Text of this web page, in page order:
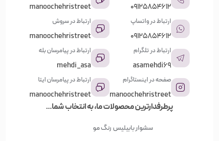
09125854612
ارتباط در واتساپ
09125854612
ارتباط در تلگرام
asamehdi69
صفحه در اینستاگرام
manoochehristreet
manoochehristreet
ارتباط در سروش
manoochehristreet
ارتباط در پیامرسان بله
mehdi_asa
ارتباط در پیامرسان ایتا
manoochehristreet
پرطرفدارترین محصولات ما، به انتخاب شما...
سشوار بابیلیس رنگ مو